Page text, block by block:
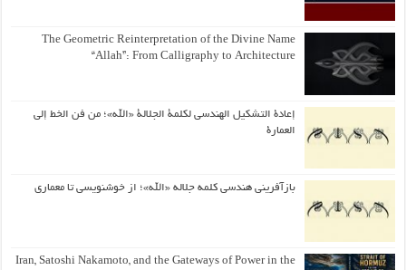
The Geometric Reinterpretation of the Divine Name
“Allah”: From Calligraphy to Architecture
إعادة التشكيل الهندسي لكلمة الجلالة «الله»؛ من فن الخط إلى
العمارة
بازآفرینی هندسی کلمه جلاله «الله»؛ از خوشنویسی تا معماری
Iran, Satoshi Nakamoto, and the Gateways of Power in the